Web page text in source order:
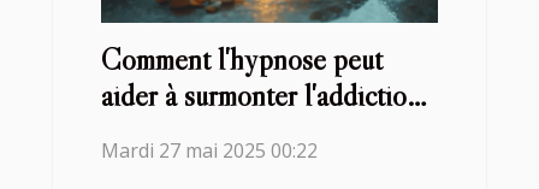
Comment l'hypnose peut
aider à surmonter l'addiction
Mardi 27 mai 2025 00:22